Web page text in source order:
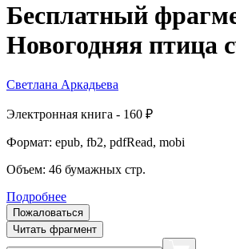
Бесплатный
Новогодняя птица
Светлана Аркадьева
Электронная книга - 160 ₽
Формат: epub, fb2, pdfRead, mobi
Объем: 46 бумажных стр.
Подробнее
Пожаловаться
Читать фрагмент